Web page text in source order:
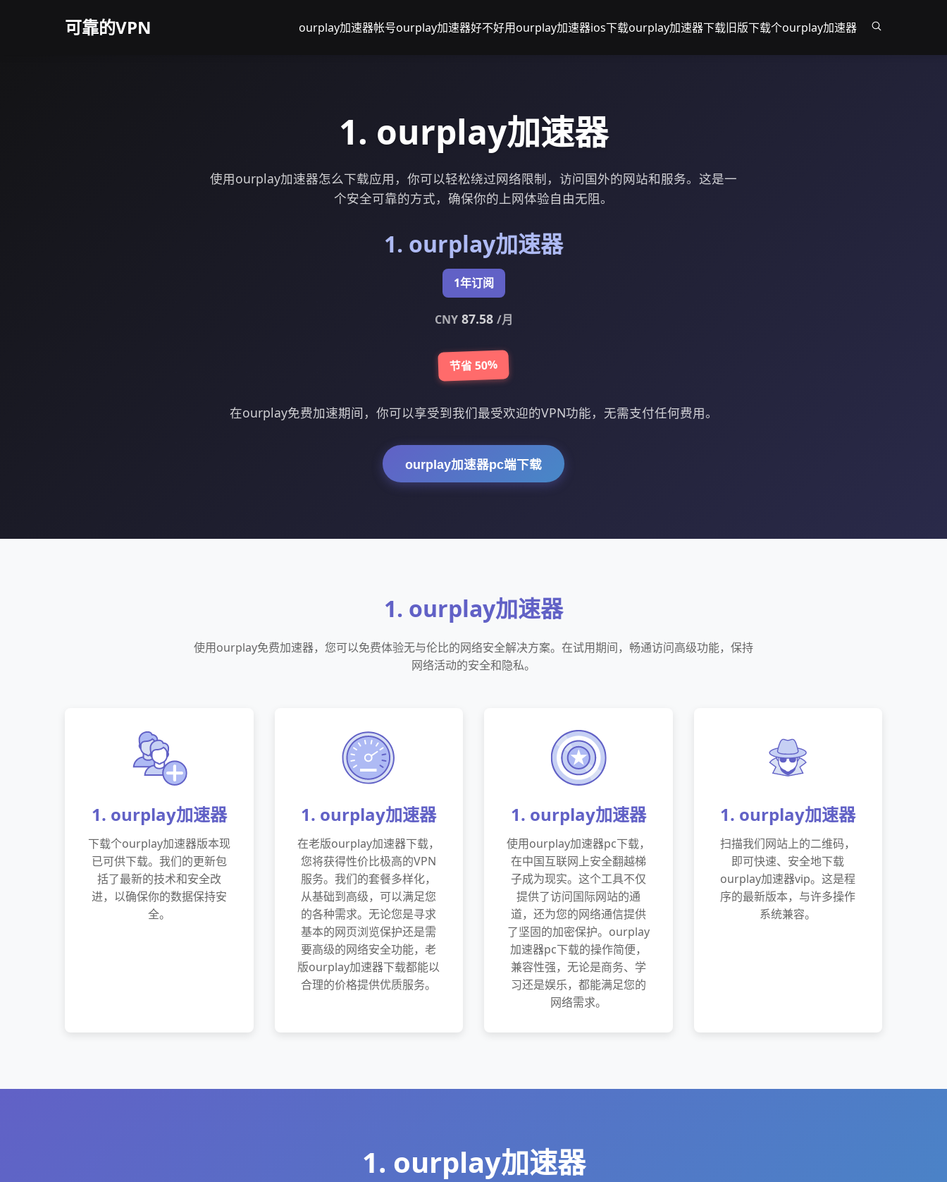
可靠的VPN ourplay加速器帐号ourplay加速器好不好用ourplay加速器ios下载ourplay加速器下载旧版下载个ourplay加速器
1. ourplay加速器
使用ourplay加速器怎么下载应用，你可以轻松绕过网络限制，访问国外的网站和服务。这是一
个安全可靠的方式，确保你的上网体验自由无阻。
1. ourplay加速器
1年订阅
CNY87.58 /月
节省 50%
在ourplay免费加速期间，你可以享受到我们最受欢迎的VPN功能，无需支付任何费用。
ourplay加速器pc端下载
1. ourplay加速器
使用ourplay免费加速器，您可以免费体验无与伦比的网络安全解决方案。在试用期间，畅通访问高级功能，保持
网络活动的安全和隐私。
1. ourplay加速器
下载个ourplay加速器版本现
已可供下载。我们的更新包
括了最新的技术和安全改
进，以确保你的数据保持安
全。
1. ourplay加速器
在老版ourplay加速器下载，
您将获得性价比极高的VPN
服务。我们的套餐多样化，
从基础到高级，可以满足您
的各种需求。无论您是寻求
基本的网页浏览保护还是需
要高级的网络安全功能，老
版ourplay加速器下载都能以
合理的价格提供优质服务。
1. ourplay加速器
使用ourplay加速器pc下载，
在中国互联网上安全翻越梯
子成为现实。这个工具不仅
提供了访问国际网站的通
道，还为您的网络通信提供
了坚固的加密保护。ourplay
加速器pc下载的操作简便，
兼容性强，无论是商务、学
习还是娱乐，都能满足您的
网络需求。
1. ourplay加速器
扫描我们网站上的二维码，
即可快速、安全地下载
ourplay加速器vip。这是程
序的最新版本，与许多操作
系统兼容。
1. ourplay加速器